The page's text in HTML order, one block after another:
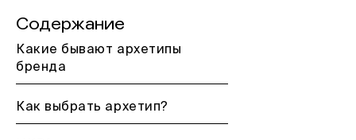
Содержание
Какие бывают архетипы
бренда
Как выбрать архетип?